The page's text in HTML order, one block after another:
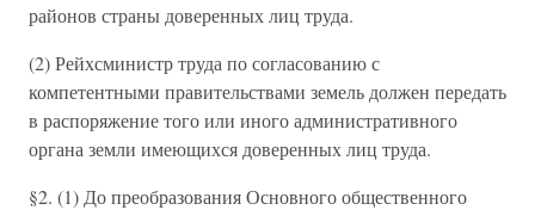
районов страны доверенных лиц труда.
(2) Рейхсминистр труда по согласованию с
компетентными правительствами земель должен передать
в распоряжение того или иного административного
органа земли имеющихся доверенных лиц труда.
§2. (1) До преобразования Основного общественного